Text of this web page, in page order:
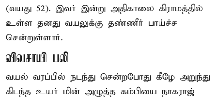
(வயது 52). இவர் இன்று அதிகாலை கிராமத்தில்
உள்ள தனது வயலுக்கு தண்ணீர் பாய்ச்ச
சென்றுள்ளார்.
விவசாயி பலி
வயல் வரப்பில் நடந்து சென்றபோது கீழே அறுந்து
கிடந்த உயர் மின் அழுத்த கம்பியை நாகராஜ்